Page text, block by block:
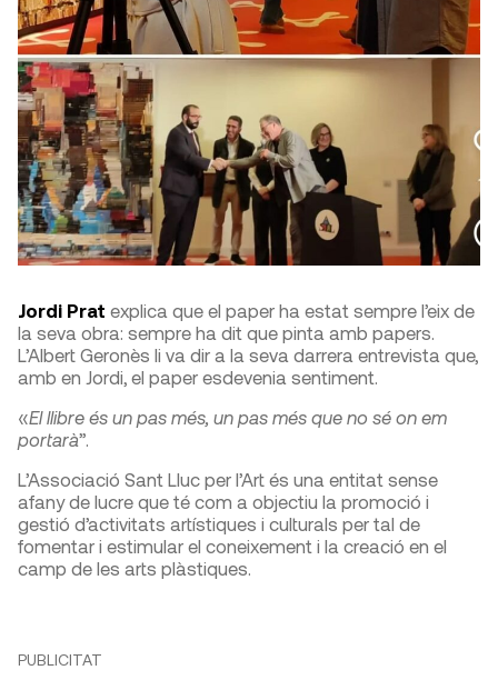
Jordi Prat explica que el paper ha estat sempre l’eix de
la seva obra: sempre ha dit que pinta amb papers.
L’Albert Geronès li va dir a la seva darrera entrevista que,
amb en Jordi, el paper esdevenia sentiment.
«El llibre és un pas més, un pas més que no sé on em
portarà”.
L’Associació Sant Lluc per l’Art és una entitat sense
afany de lucre que té com a objectiu la promoció i
gestió d’activitats artístiques i culturals per tal de
fomentar i estimular el coneixement i la creació en el
camp de les arts plàstiques.
PUBLICITAT